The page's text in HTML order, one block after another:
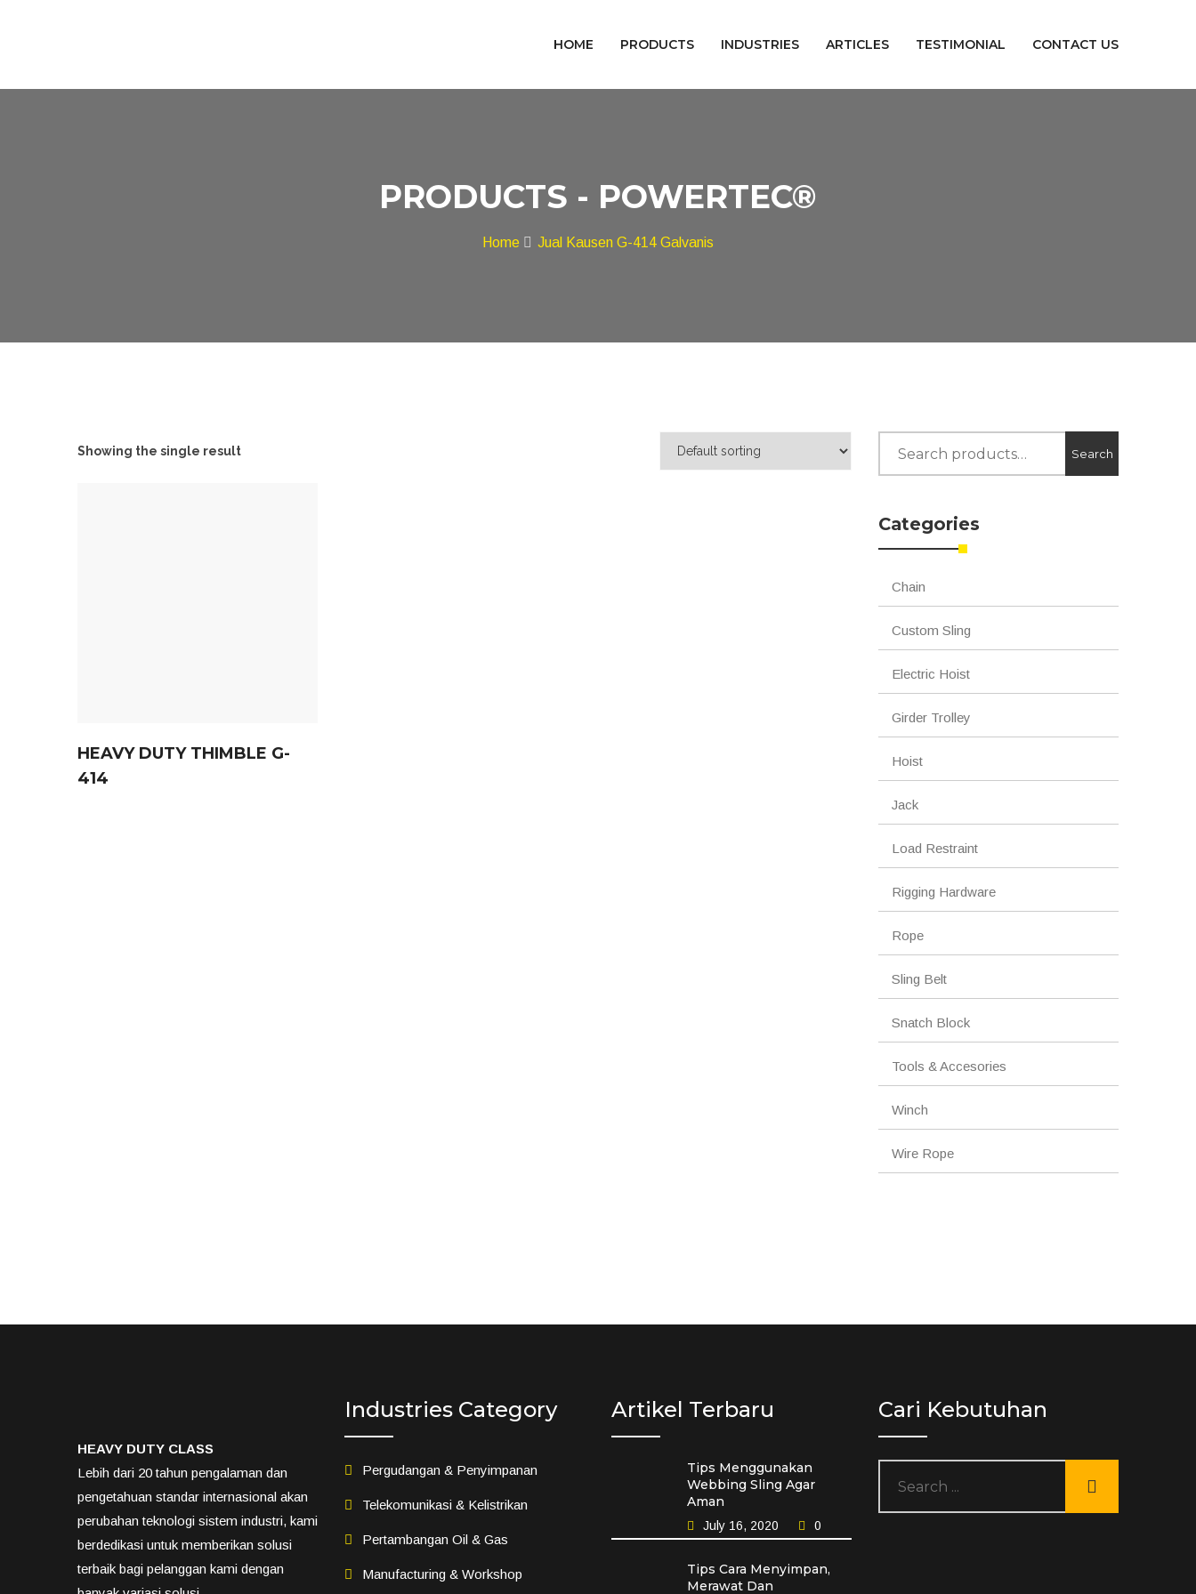
HOME PRODUCTS INDUSTRIES ARTICLES TESTIMONIAL CONTACT US
PRODUCTS - POWERTEC®
Home Jual Kausen G-414 Galvanis
Showing the single result
HEAVY DUTY THIMBLE G-
414
for:
Search
Categories
Chain
Custom Sling
Electric Hoist
Girder Trolley
Hoist
Jack
Load Restraint
Rigging Hardware
Rope
Sling Belt
Snatch Block
Tools & Accesories
Winch
Wire Rope
HEAVY DUTY CLASS
Lebih dari 20 tahun pengalaman dan
pengetahuan standar internasional akan
perubahan teknologi sistem industri, kami
berdedikasi untuk memberikan solusi
terbaik bagi pelanggan kami dengan
Industries Category
Pergudangan & Penyimpanan
Telekomunikasi & Kelistrikan
Pertambangan Oil & Gas
Manufacturing & Workshop
Artikel Terbaru
Tips Menggunakan
Webbing Sling Agar
Aman
July 16, 2020 0
Tips Cara Menyimpan,
Merawat Dan
Cari Kebutuhan